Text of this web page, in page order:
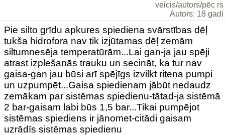
veicis/autors/pēc rs
Autors: 18 gadi
Pie silto grīdu apkures spiediena svārstības dēļ
tukša hidrofora nav tik izjūtamas dēļ zemām
siltumnesēja temperatūrām...Lai gan-ja jau spēji
atrast izplešanās trauku un secināt, ka tur nav
gaisa-gan jau būsi arī spējīgs izvilkt riteņa pumpi
un uzpumpēt...Gaisa spiedienam jābūt nedaudz
zemākam par sistēmas spiedienu-tātad-ja sistēmā
2 bar-gaisam labi būs 1,5 bar...Tikai pumpējot
sistēmas spiediens ir jānomet-citādi gaisam
uzrādīs sistēmas spiedienu